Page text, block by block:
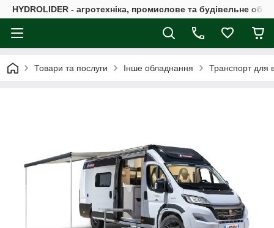
HYDROLIDER - агротехніка, промислове та будівельне
Товари та послуги Інше обладнання Транспорт для